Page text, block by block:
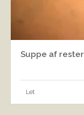
Suppe af rester
Let